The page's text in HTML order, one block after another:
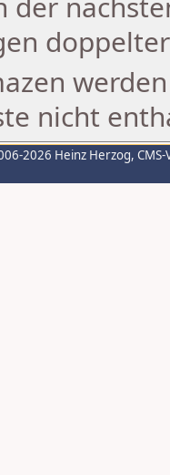
nicht
2026 Heinz Herzog,